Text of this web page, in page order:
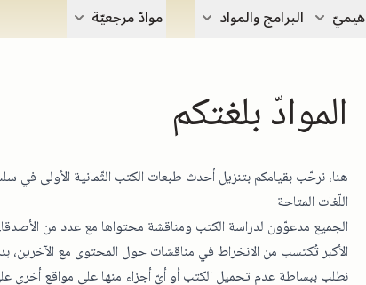
البرامج والمواد موادّ مرجعيّة
الموادّ بلغتكم
هنا، نرحّب بقيامكم بتنزيل أحدث طبعات الكتب الثّمانية الأولى في
اللّغات المتاحة
الجميع مدعوّون لدراسة الكتب ومناقشة محتواها مع عدد من
الأكبر تُكتسب من الانخراط في مناقشات حول المحتوى مع الآخرين،